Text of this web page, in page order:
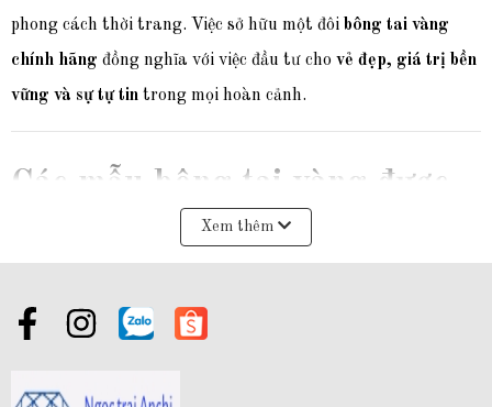
phong cách thời trang. Việc sở hữu một đôi bông tai vàng
chính hãng đồng nghĩa với việc đầu tư cho vẻ đẹp, giá trị bền
vững và sự tự tin trong mọi hoàn cảnh.
Các mẫu bông tai vàng được
ưa chuộng hiện nay
Bông tai bằng vàng là mẫu
tuổi,thẩm mỹ
Xem thêm